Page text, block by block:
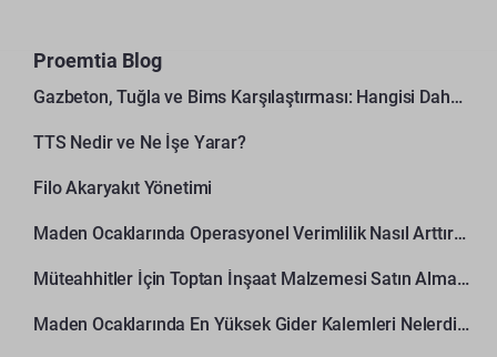
Proemtia Blog
Gazbeton, Tuğla ve Bims Karşılaştırması: Hangisi Daha Avantajlı?
TTS Nedir ve Ne İşe Yarar?
Filo Akaryakıt Yönetimi
Maden Ocaklarında Operasyonel Verimlilik Nasıl Arttırılır?
Müteahhitler İçin Toptan İnşaat Malzemesi Satın Alma Rehberi
Maden Ocaklarında En Yüksek Gider Kalemleri Nelerdir?